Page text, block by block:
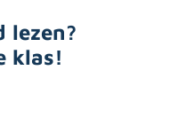
lezen?
klas!